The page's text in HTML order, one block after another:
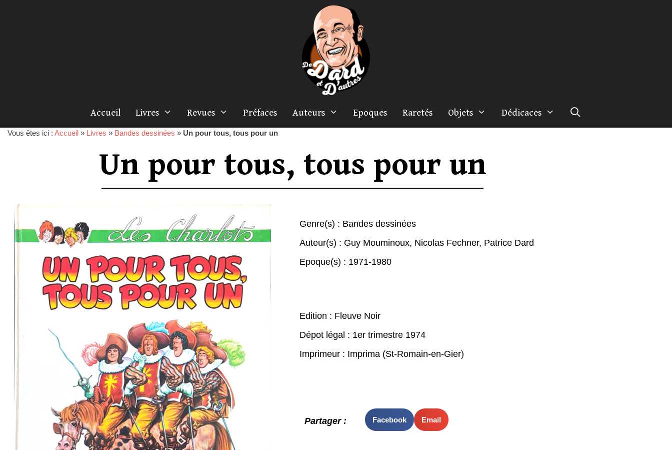
Accueil Livres Revues Préfaces Auteurs Epoques Raretés Objets Dédicaces
Vous êtes ici : Accueil » Livres » Bandes dessinées » Un pour tous, tous pour un
Un pour tous, tous pour un
Genre(s) : Bandes dessinées
Auteur(s) : Guy Mouminoux, Nicolas Fechner, Patrice Dard
Epoque(s) : 1971-1980
Edition : Fleuve Noir
Dépot légal : 1er trimestre 1974
Imprimeur : Imprima (St-Romain-en-Gier)
Partager : Facebook Email